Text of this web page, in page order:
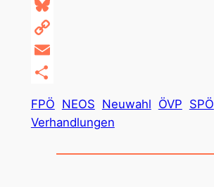
Facebook
Bluesky
Copy
Link
Email
Teilen
FPÖ NEOS Neuwahl ÖVP SPÖ
Verhandlungen